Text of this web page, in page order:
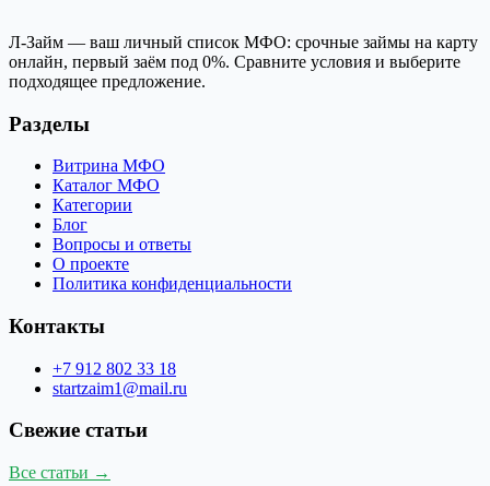
Л-Займ — ваш личный список МФО: срочные займы на карту
онлайн, первый заём под 0%. Сравните условия и выберите
подходящее предложение.
Разделы
Витрина МФО
Каталог МФО
Категории
Блог
Вопросы и ответы
О проекте
Политика конфиденциальности
Контакты
+7 912 802 33 18
startzaim1@mail.ru
Свежие статьи
Все статьи →